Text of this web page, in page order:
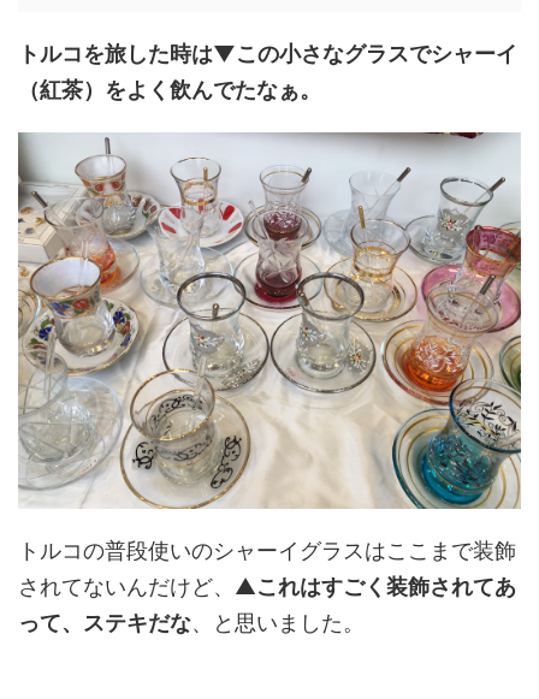
トルコを旅した時は▼この小さなグラスでシャーイ
（紅茶）をよく飲んでたなぁ。
トルコの普段使いのシャーイグラスはここまで装飾
されてないんだけど、▲これはすごく装飾されてあ
って、ステキだな、と思いました。